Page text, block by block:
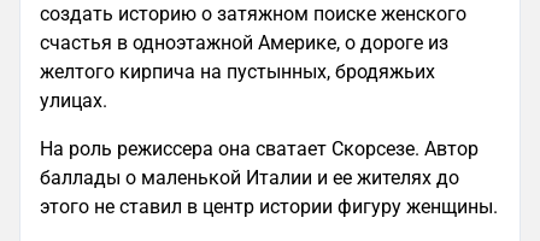
создать историю о затяжном поиске женского
счастья в одноэтажной Америке, о дороге из
желтого кирпича на пустынных, бродяжьих
улицах.
На роль режиссера она сватает Скорсезе. Автор
баллады о маленькой Италии и ее жителях до
этого не ставил в центр истории фигуру женщины.